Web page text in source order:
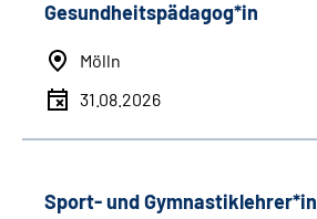
Gesundheitspädagog*in
Mölln
31.08.2026
Sport- und Gymnastiklehrer*in